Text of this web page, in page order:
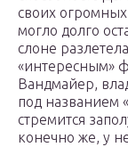
своих
могло долго
слоне
«интересным»
Вандмайер,
под названием
стремится
конечно же, у